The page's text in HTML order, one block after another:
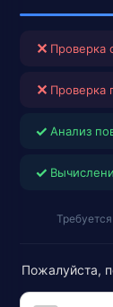
✕ Проверка
✕ Проверка
✓ Анализ
✓
Пожалуйста,